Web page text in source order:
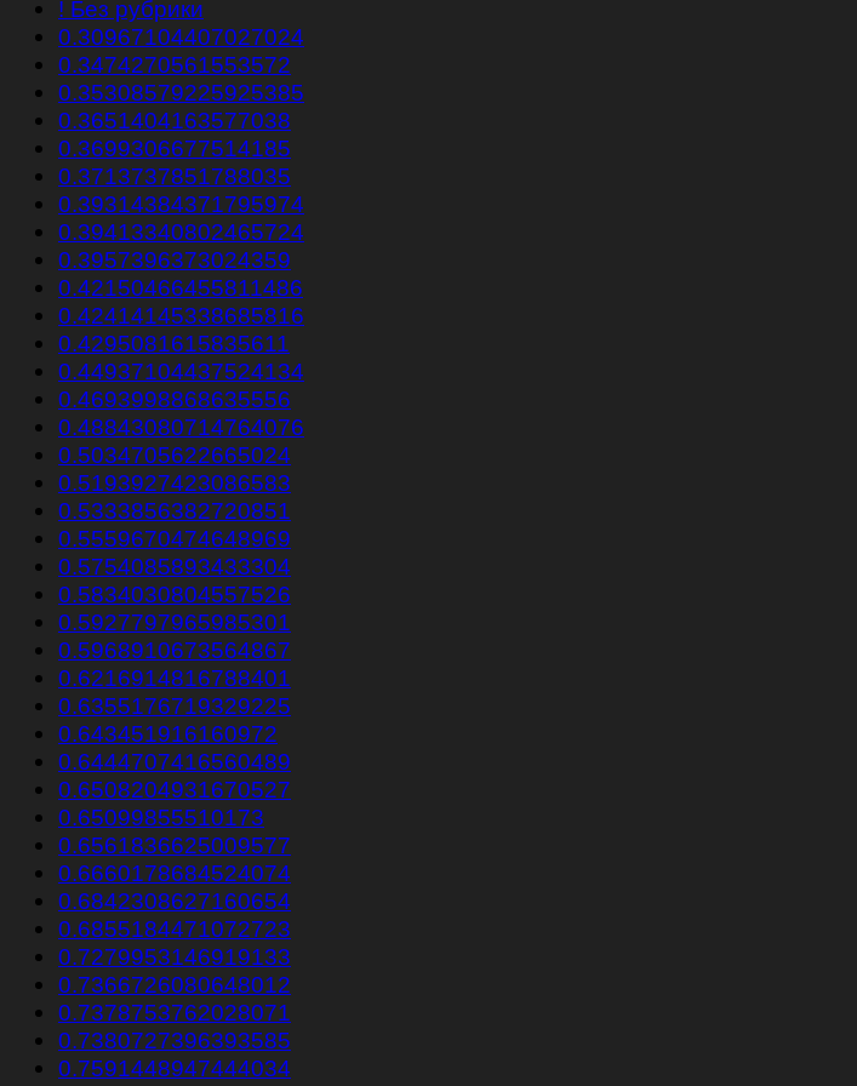
! Без рубрики
0.30967104407027024
0.3474270561553572
0.35308579225925385
0.3651404163577038
0.3699306677514185
0.3713737851788035
0.39314384371795974
0.39413340802465724
0.3957396373024359
0.42150466455811486
0.42414145338685816
0.4295081615835611
0.44937104437524134
0.4693998868635556
0.48843080714764076
0.5034705622665024
0.5193927423086583
0.5333856382720851
0.5559670474648969
0.5754085893433304
0.5834030804557526
0.5927797965985301
0.5968910673564867
0.6216914816788401
0.6355176719329225
0.643451916160972
0.6444707416560489
0.6508204931670527
0.65099855510173
0.6561836625009577
0.6660178684524074
0.6842308627160654
0.6855184471072723
0.7279953146919133
0.7366726080648012
0.7378753762028071
0.7380727396393585
0.7591448947444034